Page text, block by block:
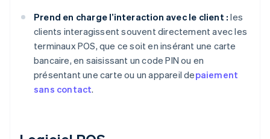
Prend en charge l’interaction avec le client : les
clients interagissent souvent directement avec les
terminaux POS, que ce soit en insérant une carte
bancaire, en saisissant un code PIN ou en
présentant une carte ou un appareil depaiement
sans contact.